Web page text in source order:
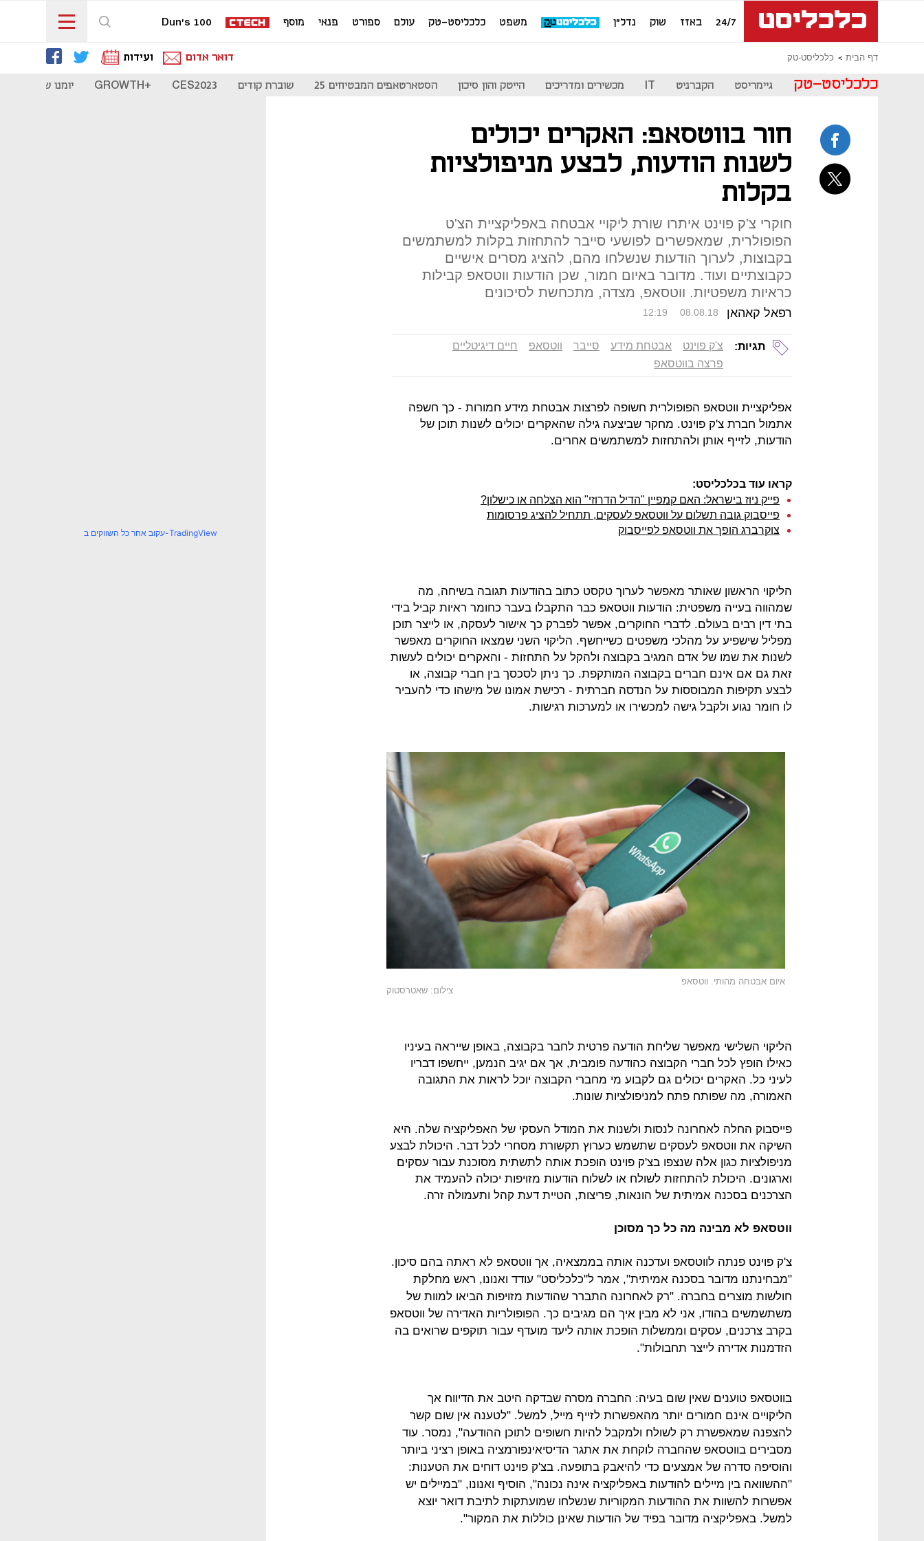
24/7 באזז שוק נדל"ן משפט כלכליסט-טק עולם ספורט פנאי מוסף Dun's 100
דף הבית כלכליסט-טק דואר אדום ועידות
כלכליסט-טק גיימריסט הקברניט IT מכשירים ומדריכים הייטק והון סיכון הסטארטאפים המבטיחים 25 שוברת קודים CES2023
+GROWTH יומנו של
חור בווטסאפ: האקרים יכולים
לשנות הודעות, לבצע מניפולציות
בקלות
חוקרי צ'ק פוינט איתרו שורת ליקויי אבטחה באפליקציית הצ'ט
הפופולרית, שמאפשרים לפושעי סייבר להתחזות בקלות למשתמשים
בקבוצות, לערוך הודעות שנשלחו מהם, להציג מסרים אישיים
כקבוצתיים ועוד. מדובר באיום חמור, שכן הודעות ווטסאפ קבילות
כראיות משפטיות. ווטסאפ, מצדה, מתכחשת לסיכונים
רפאל קאהאן 12:19 08.08.18
תגיות: צ'ק פוינט אבטחת מידע סייבר ווטסאפ
חיים דיגיטליים
פרצה בווטסאפ
אפליקציית ווטסאפ הפופולרית חשופה לפרצות אבטחת מידע חמורות - כך חשפה
אתמול חברת צ'ק פוינט. מחקר שביצעה גילה שהאקרים יכולים לשנות תוכן של
הודעות, לזייף אותן ולהתחזות למשתמשים אחרים.
קראו עוד בכלכליסט:
פייק ניוז בישראל: האם קמפיין "הדיל הדרוזי" הוא הצלחה או כישלון?
פייסבוק גובה תשלום על ווטסאפ לעסקים, תתחיל להציג פרסומות
צוקרברג הופך את ווטסאפ לפייסבוק
הליקוי הראשון שאותר מאפשר לערוך טקסט כתוב בהודעות תגובה בשיחה, מה
שמהווה בעייה משפטית: הודעות ווטסאפ כבר התקבלו בעבר כחומר ראיות קביל בידי
בתי דין רבים בעולם. לדברי החוקרים, אפשר לפברק כך אישור לעסקה, או לייצר תוכן
מפליל שישפיע על מהלכי משפטים כשייחשף. הליקוי השני שמצאו החוקרים מאפשר
לשנות את שמו של אדם המגיב בקבוצה ולהקל על התחזות - והאקרים יכולים לעשות
זאת גם אם אינם חברים בקבוצה המותקפת. כך ניתן לסכסך בין חברי קבוצה, או
לבצע תקיפות המבוססות על הנדסה חברתית - רכישת אמונו של מישהו כדי להעביר
לו חומר נגוע ולקבל גישה למכשירו או למערכות רגישות.
איום אבטחה מהותי. ווטסאפ
צילום: שאטרסטוק
הליקוי השלישי מאפשר שליחת הודעה פרטית לחבר בקבוצה, באופן שייראה בעיניו
כאילו הופץ לכל חברי הקבוצה כהודעה פומבית, אך אם יגיב הנמען, ייחשפו דבריו
לעיני כל. האקרים יכולים גם לקבוע מי מחברי הקבוצה יוכל לראות את התגובה
האמורה, מה שפותח פתח למניפולציות שונות.
פייסבוק החלה לאחרונה לנסות ולשנות את המודל העסקי של האפליקציה שלה. היא
השיקה את ווטסאפ לעסקים שתשמש כערוץ תקשורת מסחרי לכל דבר. היכולת לבצע
מניפולציות כגון אלה שנצפו בצ'ק פוינט הופכת אותה לתשתית מסוכנת עבור עסקים
וארגונים. היכולת להתחזות לשולח או לשלוח הודעות מזויפות יכולה להעמיד את
הצרכנים בסכנה אמיתית של הונאות, פריצות, הטיית דעת קהל ותעמולה זרה.
ווטסאפ לא מבינה מה כל כך מסוכן
צ'ק פוינט פנתה לווטסאפ ועדכנה אותה בממצאיה, אך ווטסאפ לא ראתה בהם סיכון.
"מבחינתנו מדובר בסכנה אמיתית", אמר ל"כלכליסט" עודד ואנונו, ראש מחלקת
חולשות מוצרים בחברה. "רק לאחרונה התברר שהודעות מזויפות הביאו למוות של
משתשמשים בהודו, אני לא מבין איך הם מגיבים כך. הפופולריות האדירה של ווטסאפ
בקרב צרכנים, עסקים וממשלות הופכת אותה ליעד מועדף עבור תוקפים שרואים בה
הזדמנות אדירה לייצר תחבולות".
בווטסאפ טוענים שאין שום בעיה: החברה מסרה שבדקה היטב את הדיווח אך
הליקויים אינם חמורים יותר מהאפשרות לזייף מייל, למשל. "לטענה אין שום קשר
להצפנה שמאפשרת רק לשולח ולמקבל להיות חשופים לתוכן ההודעה", נמסר. עוד
מסבירים בווטסאפ שהחברה לוקחת את אתגר הדיסיאינפורמציה באופן רציני ביותר
והוסיפה סדרה של אמצעים כדי להיאבק בתופעה. בצ'ק פוינט דוחים את הטענות:
"ההשוואה בין מיילים להודעות באפליקציה אינה נכונה", הוסיף ואנונו, "במיילים יש
אפשרות להשוות את ההודעות המקוריות שנשלחו שמועתקות לתיבת דואר יוצא
למשל. באפליקציה מדובר בפיד של הודעות שאינן כוללות את המקור".
עקוב אחר כל השווקים ב-TradingView